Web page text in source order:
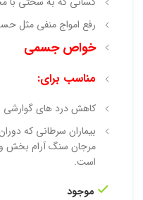
رفع امواج منفی مثل
خواص جسمی
مناسب برای:
کاهش درد های گوارشی
بیماران سرطانی که
مرجان سنگ آرام بخش و
است.
موجود